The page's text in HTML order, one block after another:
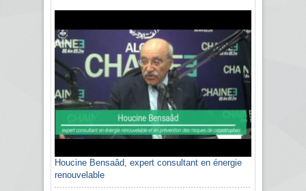
Houcine Bensaâd, expert consultant en énergie
renouvelable